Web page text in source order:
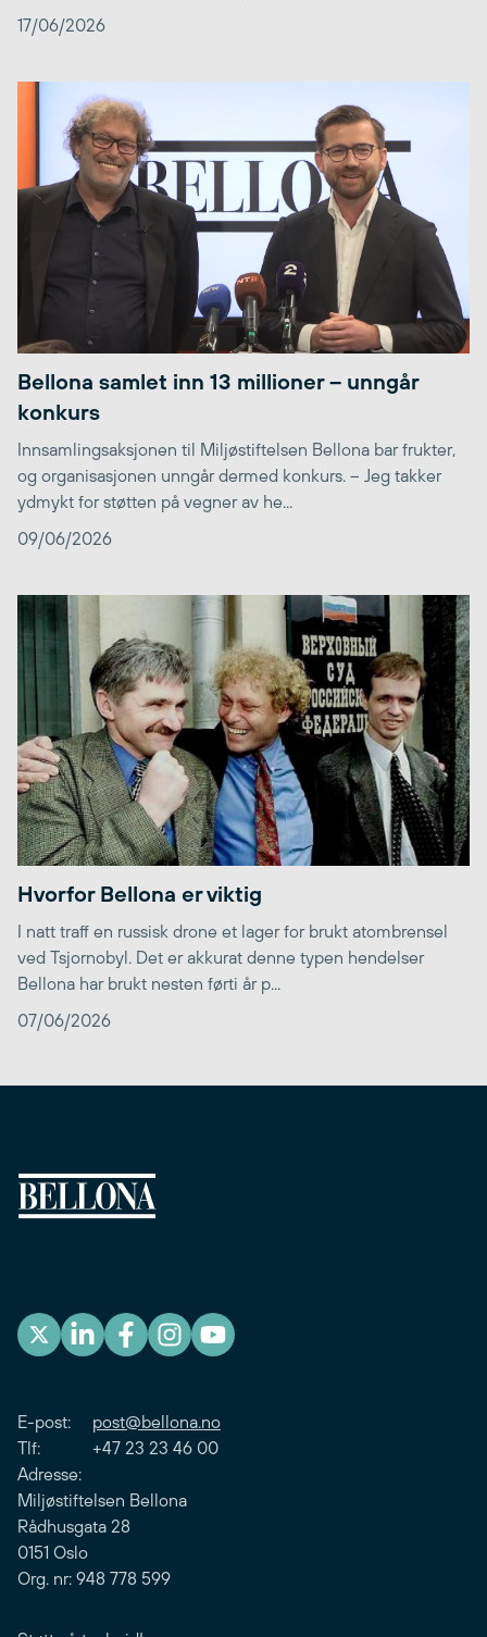
17/06/2026
Bellona samlet inn 13 millioner – unngår
konkurs
Innsamlingsaksjonen til Miljøstiftelsen Bellona bar frukter,
og organisasjonen unngår dermed konkurs. – Jeg takker
ydmykt for støtten på vegner av he...
09/06/2026
Hvorfor Bellona er viktig
I natt traff en russisk drone et lager for brukt atombrensel
ved Tsjornobyl. Det er akkurat denne typen hendelser
Bellona har brukt nesten førti år p...
07/06/2026
E-post: post@bellona.no
Tlf: +47 23 23 46 00
Adresse:
Miljøstiftelsen Bellona
Rådhusgata 28
0151 Oslo
Org. nr: 948 778 599